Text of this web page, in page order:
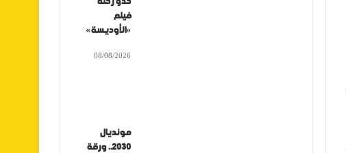
فيلم
«الأوديسة»
08/08/2026
مونديال
2030.. ورقة